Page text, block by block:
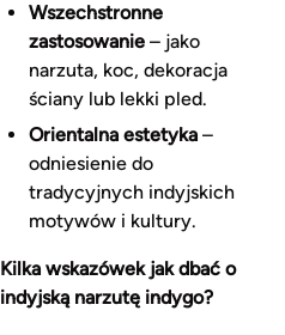
Wszechstronne
zastosowanie– jako
narzuta, koc, dekoracja
ściany lub lekki pled.
Orientalna estetyka–
odniesienie do
tradycyjnych indyjskich
motywów i kultury.
Kilka wskazówek jak dbać o
indyjską narzutę indygo?